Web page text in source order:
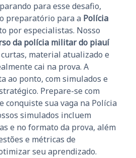
para esse desafio,
preparatório para a Polícia
por especialistas. Nosso
da polícia militar do piauí
material atualizado e
cai na prova. A
ao ponto, com simulados e
Prepare-se com
conquiste sua vaga na Polícia
simulados incluem
e no formato da prova, além
e métricas de
seu aprendizado.